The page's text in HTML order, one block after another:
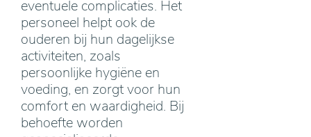
eventuele complicaties. Het
personeel helpt ook de
ouderen bij hun dagelijkse
activiteiten, zoals
persoonlijke hygiëne en
voeding, en zorgt voor hun
comfort en waardigheid. Bij
behoefte worden